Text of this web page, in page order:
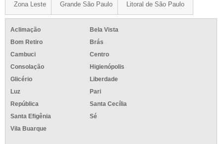
Zona Leste Grande São Paulo Litoral de São Paulo
Aclimação
Bela Vista
Bom Retiro
Brás
Cambuci
Centro
Consolação
Higienópolis
Glicério
Liberdade
Luz
Pari
República
Santa Cecília
Santa Efigênia
Sé
Vila Buarque